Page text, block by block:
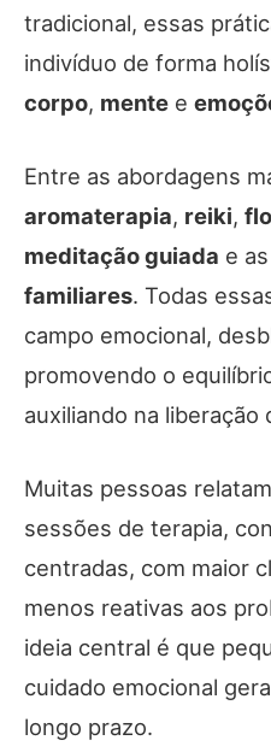
tradicional, essas
indivíduo de forma
corpo, mente e
Entre as abordagens
aromaterapia, reiki,
meditação guiada e as
familiares. Todas
campo emocional,
promovendo o
auxiliando na
Muitas pessoas
sessões de terapia,
centradas, com maior
menos reativas aos
ideia central é que
cuidado emocional
longo prazo.